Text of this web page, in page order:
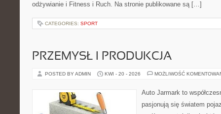
odżywianie i Fitness i Ruch. Na stronie publikowane są […]
CATEGORIES: SPORT
PRZEMYSŁ I PRODUKCJA
POSTED BY ADMIN KWI - 20 - 2026 MOŻLIWOŚĆ
Auto Jarmark to
pasjonują się światem